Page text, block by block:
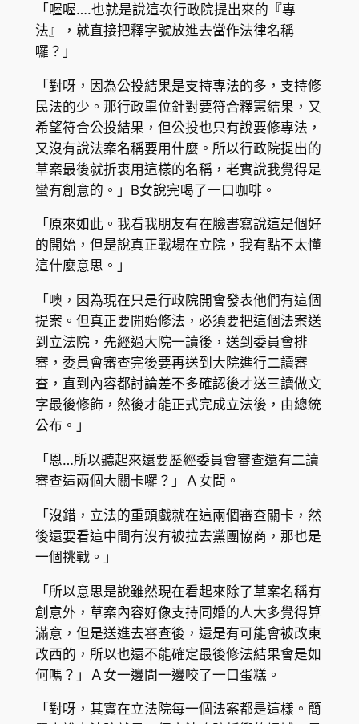
「喔喔….也就是說這次行政院提出來的『專
法』，就直接把釋字號放進去當作法律名稱
囉？」
「對呀，因為公投結果是支持專法的多，支持修
民法的少。那行政單位針對要符合釋憲結果，又
希望符合公投結果，但公投也只有說要修專法，
又沒有說法案名稱要用什麼。所以行政院提出的
草案最後就折衷用這樣的名稱，老實說我覺得是
蠻有創意的。」B女說完喝了一口咖啡。
「原來如此。我看我朋友有在臉書寫說這是個好
的開始，但是說真正戰場在立院，我有點不太懂
這什麼意思。」
「噢，因為現在只是行政院開會發表他們有這個
提案。但真正要開始修法，必須要把這個法案送
到立法院，先經過大院一讀後，送到委員會排
審，委員會審查完後要再送到大院進行二讀審
查，直到內容都討論差不多確認後才送三讀做文
字最後修飾，然後才能正式完成立法後，由總統
公布。」
「恩…所以聽起來還要歷經委員會審查還有二讀
審查這兩個大關卡囉？」Ａ女問。
「沒錯，立法的重頭戲就在這兩個審查關卡，然
後還要看這中間有沒有被拉去黨團協商，那也是
一個挑戰。」
「所以意思是說雖然現在看起來除了草案名稱有
創意外，草案內容好像支持同婚的人大多覺得算
滿意，但是送進去審查後，還是有可能會被改東
改西的，所以也還不能確定最後修法結果會是如
何嗎？」Ａ女一邊問一邊咬了一口蛋糕。
「對呀，其實在立法院每一個法案都是這樣。簡